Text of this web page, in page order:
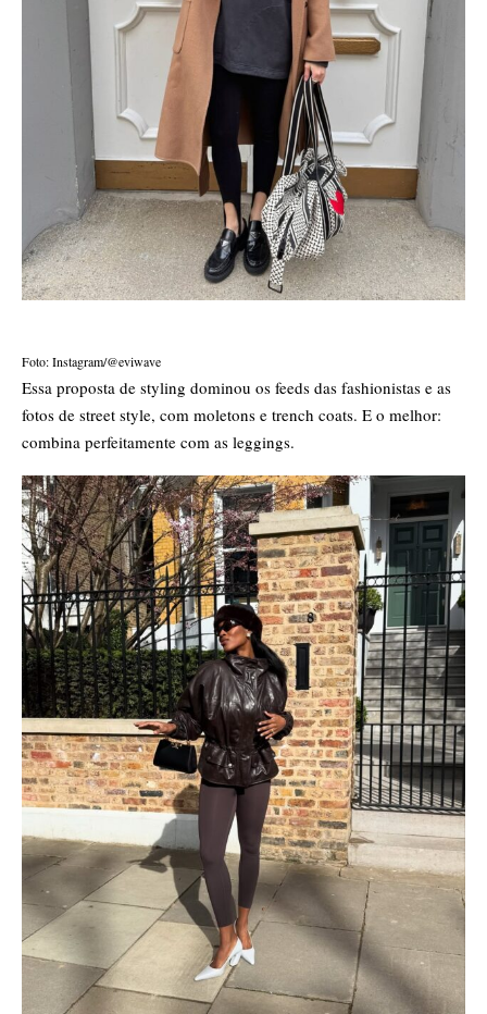
Foto: Instagram/@eviwave
Essa proposta de styling dominou os feeds das fashionistas e as
fotos de street style, com moletons e trench coats. E o melhor:
combina perfeitamente com as leggings.